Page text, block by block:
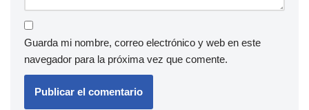
Guarda mi nombre, correo electrónico y web en este
navegador para la próxima vez que comente.